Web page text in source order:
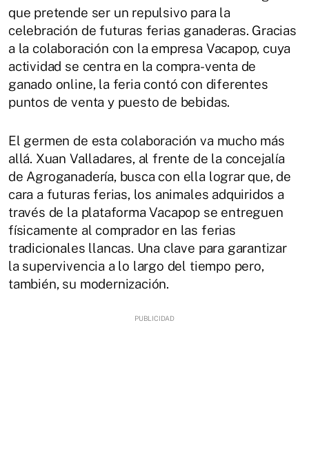
que pretende ser un repulsivo para la
celebración de futuras ferias ganaderas. Gracias
a la colaboración con la empresa Vacapop, cuya
actividad se centra en la compra-venta de
ganado online, la feria contó con diferentes
puntos de venta y puesto de bebidas.
El germen de esta colaboración va mucho más
allá. Xuan Valladares, al frente de la concejalía
de Agroganadería, busca con ella lograr que, de
cara a futuras ferias, los animales adquiridos a
través de la plataforma Vacapop se entreguen
físicamente al comprador en las ferias
tradicionales llancas. Una clave para garantizar
la supervivencia a lo largo del tiempo pero,
también, su modernización.